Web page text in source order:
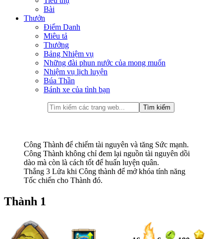
Bài
Thưởn
Điểm Danh
Miêu tả
Thưởng
Bảng Nhiệm vụ
Những đài phun nước của mong muốn
Nhiệm vụ lịch luyện
Búa Thần
Bánh xe của tình bạn
Công Thành để chiếm tài nguyên và tăng Sức mạnh.
Công Thành không chỉ đem lại nguồn tài nguyên dồi
dào mà còn là cách tốt để huấn luyện quân.
Thắng 3 Lửa khi Công thành để mở khóa tính năng
Tốc chiến cho Thành đó.
Thành 1